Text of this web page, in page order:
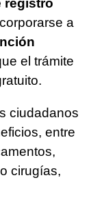
registro
a
el trámite
ciudadanos
entre
cirugías,